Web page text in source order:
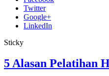
Twitter
Google+
LinkedIn
Sticky
5 Alasan Pelatihan